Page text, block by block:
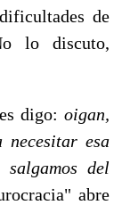
de
lo discuto,
digo: oigan,
esa
del
abre